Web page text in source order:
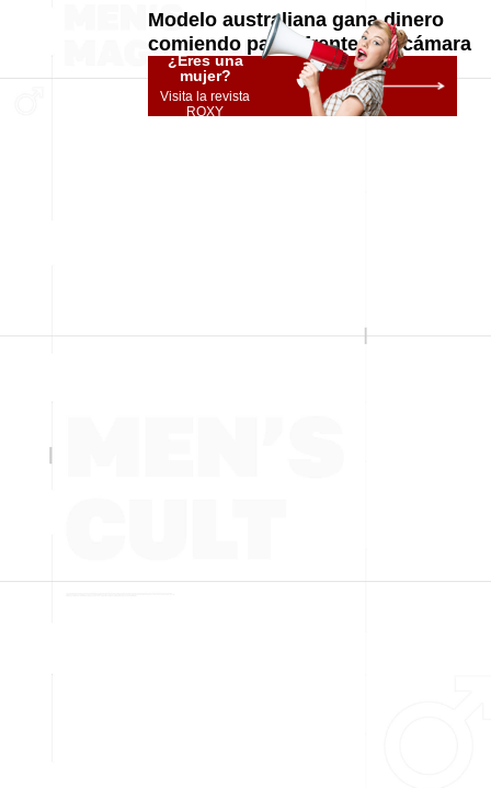
Modelo australiana gana dinero
comiendo pasta frente a la cámara
¿Eres una
mujer?
Visita la revista
ROXY